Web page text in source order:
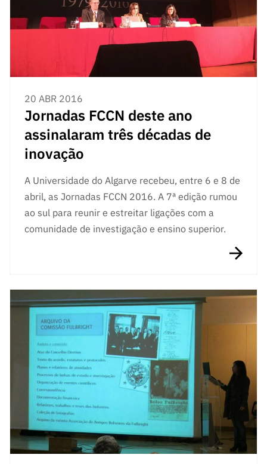
20 ABR 2016
Jornadas FCCN deste ano
assinalaram três décadas de
inovação
A Universidade do Algarve recebeu, entre 6 e 8 de
abril, as Jornadas FCCN 2016. A 7ª edição rumou
ao sul para reunir e estreitar ligações com a
comunidade de investigação e ensino superior.